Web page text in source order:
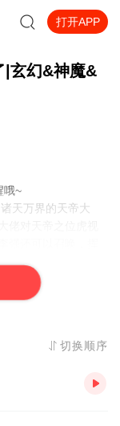
打开APP
|玄幻&神魔&
哦~
天万界的天帝大
还可以召唤，挥
《天帝大人太稳健
切换顺序